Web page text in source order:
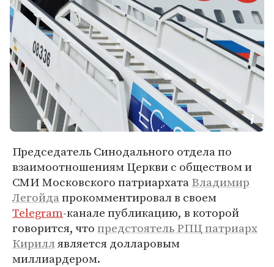
Председатель Синодального отдела по
взаимоотношениям Церкви с обществом и
СМИ Московского патриархатаВладимир
Легойдапрокомментировал в своем
Telegram-канале публикацию, в которой
говорится, чтопредстоятель РПЦ патриарх
Кириллявляется долларовым
миллиардером.